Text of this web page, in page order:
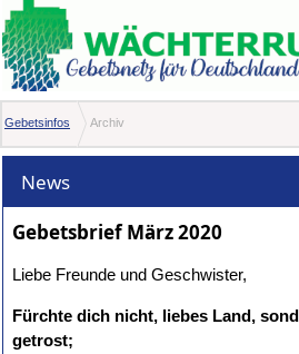
Gebetsinfos Archiv
News
Gebetsbrief März 2020
Liebe Freunde und Geschwister,
Fürchte dich nicht, liebes Land,
getrost;